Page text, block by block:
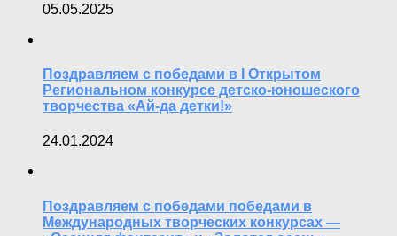
05.05.2025
Поздравляем с победами в I Открытом
Региональном конкурсе детско-юношеского
творчества «Ай-да детки!»
24.01.2024
Поздравляем с победами победами в
Международных творческих конкурсах —